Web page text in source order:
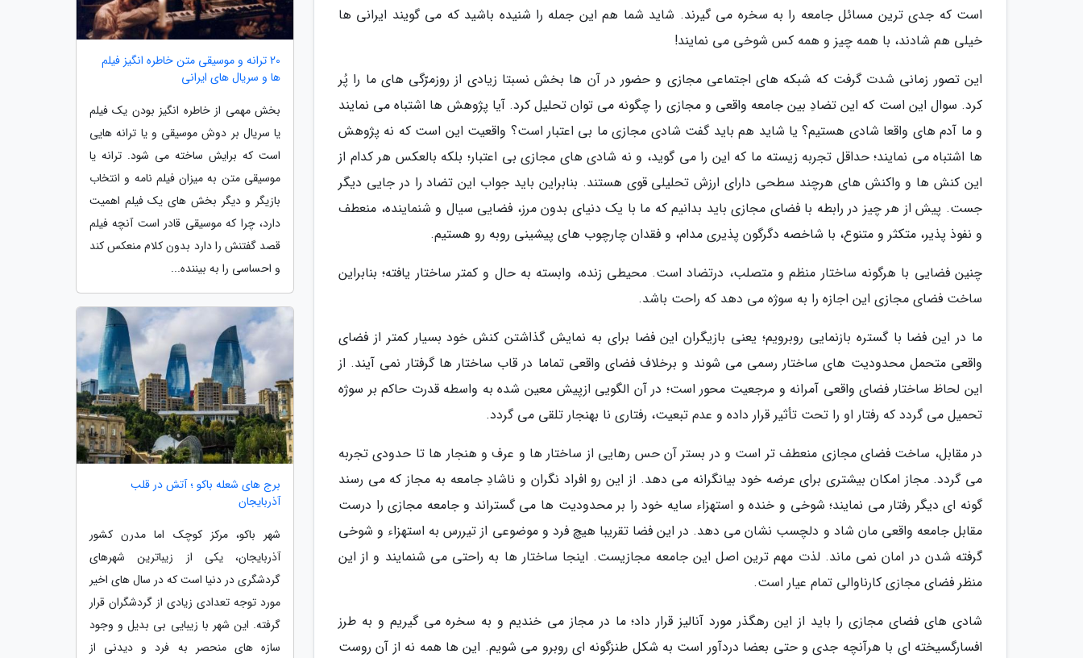
است که جدی ترین مسائل جامعه را به سخره می گیرند. شاید شما هم این جمله را شنیده باشید که می گویند ایرانی ها
خیلی هم شادند، با همه چیز و همه کس شوخی می نمایند!
این تصور زمانی شدت گرفت که شبکه های اجتماعی مجازی و حضور در آن ها بخش نسبتا زیادی از روزمرّگی های ما را پُر
کرد. سوال این است که این تضادِ بین جامعه واقعی و مجازی را چگونه می توان تحلیل کرد. آیا پژوهش ها اشتباه می نمایند
و ما آدم های واقعا شادی هستیم؟ یا شاید هم باید گفت شادی مجازی ما بی اعتبار است؟ واقعیت این است که نه پژوهش
ها اشتباه می نمایند؛ حداقل تجربه زیسته ما که این را می گوید، و نه شادی های مجازی بی اعتبار؛ بلکه بالعکس هر کدام از
این کنش ها و واکنش های هرچند سطحی دارای ارزش تحلیلی قوی هستند. بنابراین باید جواب این تضاد را در جایی دیگر
جست. پیش از هر چیز در رابطه با فضای مجازی باید بدانیم که ما با یک دنیای بدون مرز، فضایی سیال و شنماینده، منعطف
و نفوذ پذیر، متکثر و متنوع، با شاخصه دگرگون پذیری مدام، و فقدان چارچوب های پیشینی روبه رو هستیم.
چنین فضایی با هرگونه ساختار منظم و متصلب، درتضاد است. محیطی زنده، وابسته به حال و کمتر ساختار یافته؛ بنابراین
ساخت فضای مجازی این اجازه را به سوژه می دهد که راحت باشد.
ما در این فضا با گستره بازنمایی روبرویم؛ یعنی بازیگران این فضا برای به نمایش گذاشتن کنش خود بسیار کمتر از فضای
واقعی متحمل محدودیت های ساختار رسمی می شوند و برخلاف فضای واقعی تماما در قاب ساختار ها گرفتار نمی آیند. از
این لحاظ ساختار فضای واقعی آمرانه و مرجعیت محور است؛ در آن الگویی ازپیش معین شده به واسطه قدرت حاکم بر سوژه
تحمیل می گردد که رفتار او را تحت تأثیر قرار داده و عدم تبعیت، رفتاری نا بهنجار تلقی می گردد.
در مقابل، ساخت فضای مجازی منعطف تر است و در بستر آن حس رهایی از ساختار ها و عرف و هنجار ها تا حدودی تجربه
می گردد. مجاز امکان بیشتری برای عرضه خود بیانگرانه می دهد. از این رو افراد نگران و ناشادِ جامعه به مجاز که می رسند
گونه ای دیگر رفتار می نمایند؛ شوخی و خنده و استهزاء سایه خود را بر محدودیت ها می گستراند و جامعه مجازی را درست
مقابل جامعه واقعی مان شاد و دلچسب نشان می دهد. در این فضا تقریبا هیچ فرد و موضوعی از تیررس به استهزاء و شوخی
گرفته شدن در امان نمی ماند. لذت مهم ترین اصل این جامعه مجازیست. اینجا ساختار ها به راحتی می شنمایند و از این
منظر فضای مجازی کارناوالی تمام عیار است.
شادی های فضای مجازی را باید از این رهگذر مورد آنالیز قرار داد؛ ما در مجاز می خندیم و به سخره می گیریم و به طرز
افسارگسیخته ای با هرآنچه جدی و حتی بعضا دردآور است به شکل طنزگونه ای روبرو می شویم. این ها همه نه از آن روست
20 ترانه و موسیقی متن خاطره انگیز فیلم
ها و سریال های ایرانی
بخش مهمی از خاطره انگیز بودن یک فیلم
یا سریال بر دوش موسیقی و یا ترانه هایی
است که برایش ساخته می شود. ترانه یا
موسیقی متن به میزان فیلم نامه و انتخاب
بازیگر و دیگر بخش های یک فیلم اهمیت
دارد، چرا که موسیقی قادر است آنچه فیلم
قصد گفتنش را دارد بدون کلام منعکس کند
و احساسی را به بیننده...
برج های شعله باکو ؛ آتش در قلب
آذربایجان
شهر باکو، مرکز کوچک اما مدرن کشور
آذربایجان، یکی از زیباترین شهرهای
گردشگری در دنیا است که در سال های اخیر
مورد توجه تعدادی زیادی از گردشگران قرار
گرفته. این شهر با زیبایی بی بدیل و وجود
سازه های منحصر به فرد و دیدنی از